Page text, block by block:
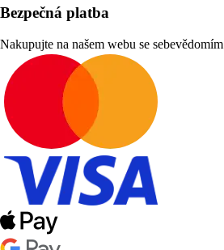
Bezpečná platba
Nakupujte na našem webu se sebevědomím